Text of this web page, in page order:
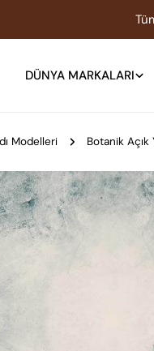
DÜNYA MARKALARI
Modelleri Botanik Açık